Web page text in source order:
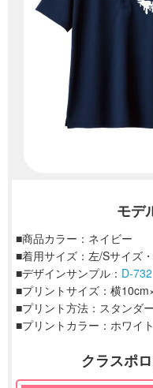
モデ
■商品カラー：ネイビー
■着用サイズ：左/Sサイズ
■デザインサンプル： D-732
■プリントサイズ：横
■プリント方法：スタンダ
■プリントカラー：ホワイト
クラスポ